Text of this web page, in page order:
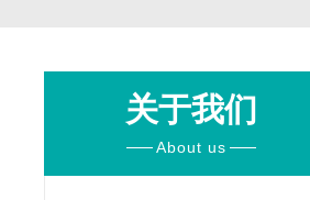
关于我们
About us